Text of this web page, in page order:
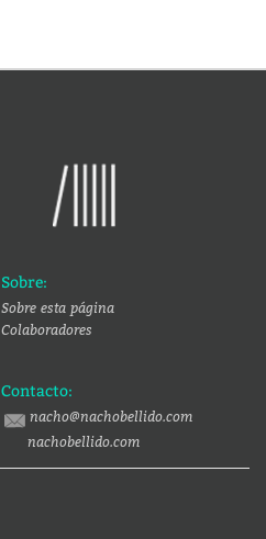
Sobre:
Sobre esta página
Colaboradores
Contacto:
nacho@nachobellido.com
nachobellido.com